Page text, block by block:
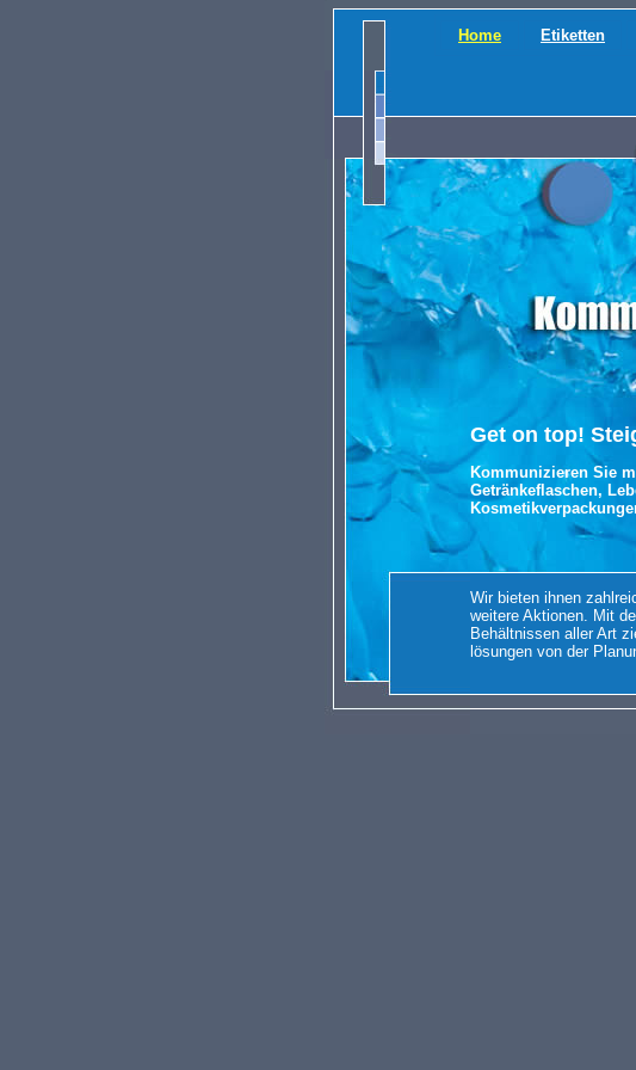
Home Etiketten
Get on top!
Kommunizieren Sie
Getränkeflaschen,
Wir bieten ihnen
weitere Aktionen. Mit
Behältnissen aller Art
lösungen von der